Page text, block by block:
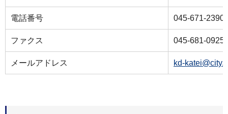
電話番号 045-671-2390
ファクス 045-681-0925
メールアドレス kd-